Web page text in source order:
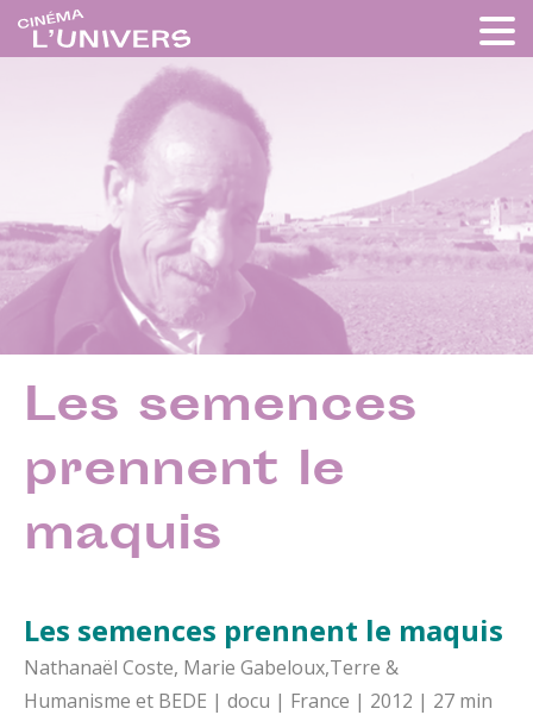
Les semences
prennent le
maquis
Les semences prennent le maquis
Nathanaël Coste, Marie Gabeloux,Terre &
Humanisme et BEDE | docu | France | 2012 | 27 min